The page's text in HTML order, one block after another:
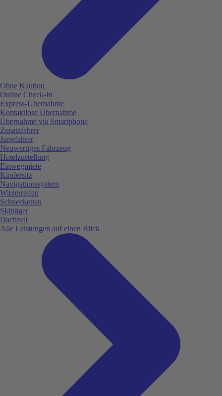
Ohne Kaution
Online Check-In
Express-Übernahme
Kontaktlose Übernahme
Übernahme via Smartphone
Zusatzfahrer
Jungfahrer
Neuwertiges Fahrzeug
Hotelzustellung
Einwegmiete
Kindersitz
Navigationssystem
Winterreifen
Schneeketten
Skiträger
Dachzelt
Alle Leistungen auf einen Blick